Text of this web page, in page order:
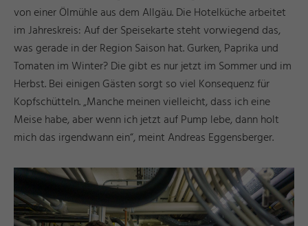
von einer Ölmühle aus dem Allgäu. Die Hotelküche arbeitet
im Jahreskreis: Auf der Speisekarte steht vorwiegend das,
was gerade in der Region Saison hat. Gurken, Paprika und
Tomaten im Winter? Die gibt es nur jetzt im Sommer und im
Herbst. Bei einigen Gästen sorgt so viel Konsequenz für
Kopfschütteln. „Manche meinen vielleicht, dass ich eine
Meise habe, aber wenn ich jetzt auf Pump lebe, dann holt
mich das irgendwann ein“, meint Andreas Eggensberger.